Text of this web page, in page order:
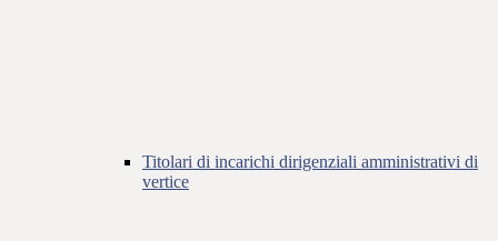
Titolari di incarichi dirigenziali amministrativi di
vertice